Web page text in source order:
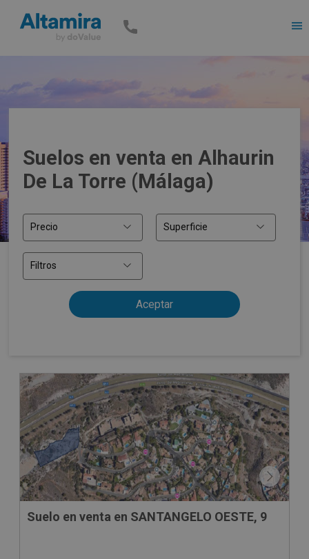
Suelos en venta en Alhaurin
De La Torre (Málaga)
Precio Superficie
Filtros
Suelo en venta en SANTANGELO OESTE, 9